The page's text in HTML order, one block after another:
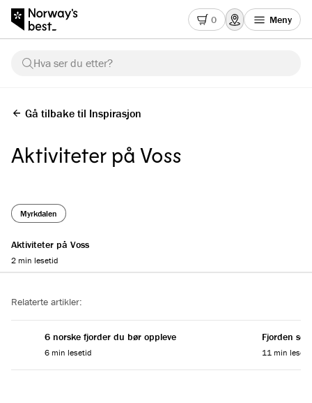
0 Meny
Hva ser du etter?
Gå tilbake til Inspirasjon
Aktiviteter på Voss
Myrkdalen
Aktiviteter på Voss
2 min lesetid
Relaterte artikler:
6 norske fjorder du bør oppleve
6 min lesetid
Fjorden
11 min